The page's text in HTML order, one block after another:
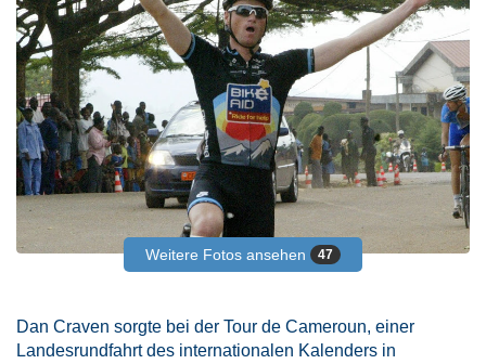
Weitere Fotos ansehen 47
Dan Craven sorgte bei der Tour de Cameroun, einer
Landesrundfahrt des internationalen Kalenders in